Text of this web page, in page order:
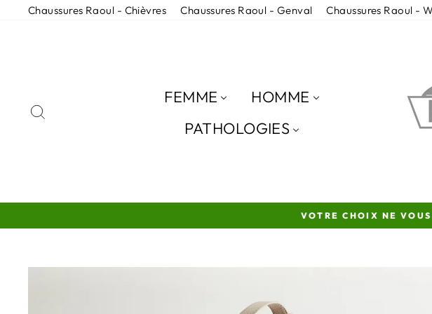
PasserChaussures Raoul - Chièvres Chaussures Raoul - Genval Chaussures Raoul -
FEMME
HOMME
PATHOLOGIES
VOTRE CHOIX NE